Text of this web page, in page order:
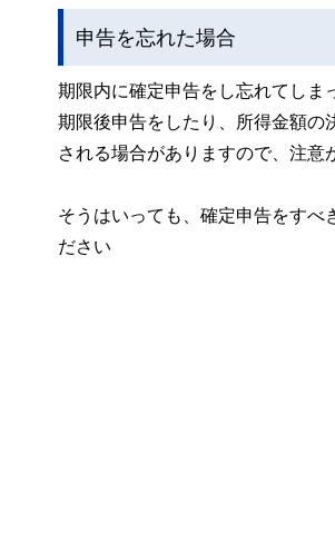
申告を忘れた場合
期限内に確定申告をし忘れてしま
期限後申告をしたり、所得金額の
される場合がありますので、注意
そうはいっても、確定申告をすべ
ださい